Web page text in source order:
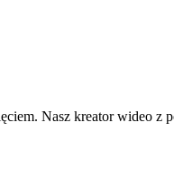
Nasz kreator wideo z